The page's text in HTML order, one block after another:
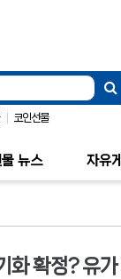
코인선물
뉴스 자유
화 확정? 유